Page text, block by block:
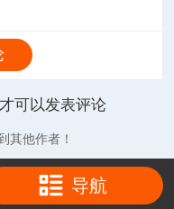
可以发表评论
其他作者！
导航